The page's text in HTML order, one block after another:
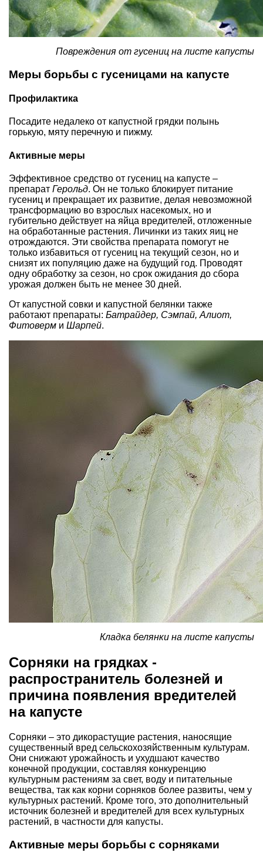
Повреждения от гусениц на листе капусты
Меры борьбы с гусеницами на капусте
Профилактика
Посадите недалеко от капустной грядки полынь
горькую, мяту перечную и пижму.
Активные меры
Эффективное средство от гусениц на капусте –
препарат Герольд. Он не только блокирует питание
гусениц и прекращает их развитие, делая невозможной
трансформацию во взрослых насекомых, но и
губительно действует на яйца вредителей, отложенные
на обработанные растения. Личинки из таких яиц не
отрождаются. Эти свойства препарата помогут не
только избавиться от гусениц на текущий сезон, но и
снизят их популяцию даже на будущий год. Проводят
одну обработку за сезон, но срок ожидания до сбора
урожая должен быть не менее 30 дней.
От капустной совки и капустной белянки также
работают препараты: Батрайдер, Сэмпай, Алиот,
Фитоверм и Шарпей.
Кладка белянки на листе капусты
Сорняки на грядках -
распространитель болезней и
причина появления вредителей
на капусте
Сорняки – это дикорастущие растения, наносящие
существенный вред сельскохозяйственным культурам.
Они снижают урожайность и ухудшают качество
конечной продукции, составляя конкуренцию
культурным растениям за свет, воду и питательные
вещества, так как корни сорняков более развиты, чем у
культурных растений. Кроме того, это дополнительный
источник болезней и вредителей для всех культурных
растений, в частности для капусты.
Активные меры борьбы с сорняками